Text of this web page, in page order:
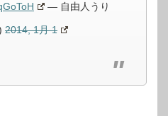
— 自由人うり
2014, 1月 1